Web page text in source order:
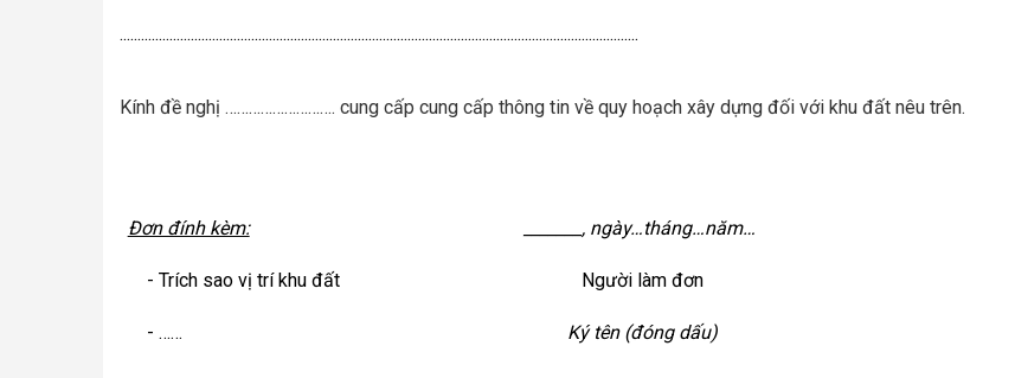
..................................................................................................................................................
Kính đề nghị ………………………. cung cấp cung cấp thông tin về quy hoạch xây dựng đối với khu đất nêu trên.
Đơn đính kèm:
- Trích sao vị trí khu đất
- ……
_______, ngày…tháng…năm…
Người làm đơn
Ký tên (đóng dấu)